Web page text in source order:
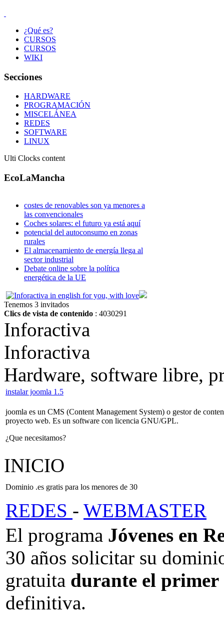
¿Qué es?
CURSOS
CURSOS
WIKI
Secciones
HARDWARE
PROGRAMACIÓN
MISCELÁNEA
REDES
SOFTWARE
LINUX
Ulti Clocks content
EcoLaMancha
costes de renovables son ya menores a
las convencionales
Coches solares: el futuro ya está aquí
potencial del autoconsumo en zonas
rurales
El almacenamiento de energía llega al
sector industrial
Debate online sobre la política
energética de la UE
Tenemos 3 invitados
Clics de vista de contenido : 4030291
Inforactiva
Inforactiva
Hardware, software libre,
instalar joomla 1.5
joomla es un CMS (Content Management System) o gestor de
proyecto web. Es un software con licencia GNU/GPL.
¿Que necesitamos?
INICIO
Dominio .es gratis para los menores de 30
REDES - WEBMASTER
El programa Jóvenes en
30 años solicitar su
gratuita durante el primer
definitiva.